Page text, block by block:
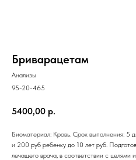
Бриварацетам
Анализы
95-20-465
5400,00 р.
Биоматериал: Кровь. Срок выполнения: 5
и 200 руб ребенку до 10 лет руб.
лечащего врача, в соответствии с целями